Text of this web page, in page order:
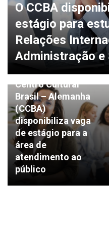
O CCBA
estágio para
Relações
Administração e
Centro Cultural
Brasil – Alemanha
(CCBA)
disponibiliza vaga
de estágio para a
área de
atendimento ao
público